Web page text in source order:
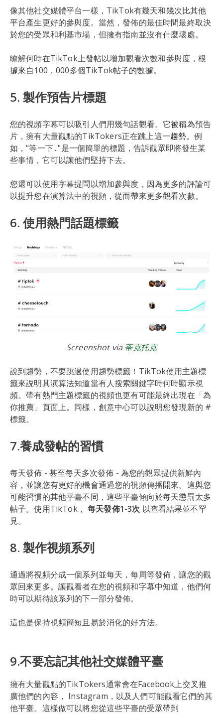
像其他社交媒體平台一樣，TikTok有幾天和幾次比其他
平台產生更好的參與度。當然，發佈的最佳時間最終取決
於您的受眾和利基市場，但擁有指南並沒有什麼壞處。
瞭解何時在TikTok上發帖以增加觀看次數和參與度，根
據來自100，000多個TikTok帖子的數據。
5. 製作預告片標題
您的視頻字幕可以吸引人們用幾句話觀看。它被稱為預告
片，擁有大量觀點的TikTokers正在跳上這一趨勢。例
如，"等一下..."是一個簡單的標題，告訴觀眾即將發生某
些事情，它可以讓他們堅持下去。
您還可以使用字幕提問以增加參與度，因為更多的評論可
以提升您在演算法中的視頻，從而帶來更多觀看次數。
6. 使用熱門話題標籤
Screenshot via 蒂克托克
說到趨勢，不要跳過使用趨勢標籤！TikTok使用主題標
籤來説明其演算法知道當有人搜索關鍵字時何時顯示視
頻。帶有熱門主題標籤的視頻也更有可能最終出現在「為
你推薦」頁面上。同樣，創意中心可以説明您發現新的 #
標籤。
7.養成發帖的習慣
每天發佈 - 甚至每天多次發佈 - 為您的觀眾提供新鮮內
容，並讓您有更好的機會通過您的視頻傳播開來。這與您
可能習慣的其他平臺不同，這些平臺傾向於每天懲罰太多
帖子。使用TikTok，每天發佈1-3次 以查看結果並不罕
見。
8. 製作視頻系列
通過將視頻分成一個系列並每天，每周等發佈，讓您的觀
眾回來更多。讓觀看者在您的視頻和字幕中知道，他們何
時可以期待該系列的下一部分發佈。
這也是保持視頻簡短且易於消化的好方法。
9.不要忘記其他社交媒體平臺
擁有大量觀點的TikTokers通常會在Facebook上交叉推
廣他們的內容， Instagram，以及人們可能觀看它們的其
他平臺。這樣做可以將您從這些平臺的受眾帶到